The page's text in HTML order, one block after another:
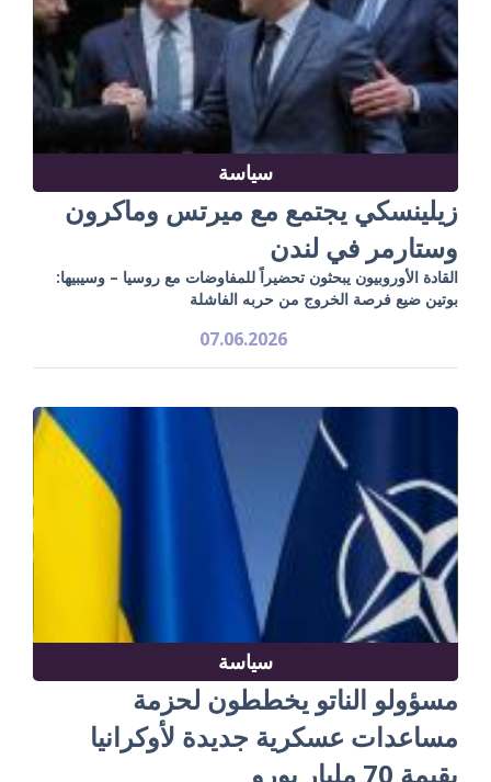
سياسة
زيلينسكي يجتمع مع ميرتس وماكرون
وستارمر في لندن
القادة الأوروبيون يبحثون تحضيراً للمفاوضات مع روسيا – وسيبيها:
بوتين ضيع فرصة الخروج من حربه الفاشلة
07.06.2026
سياسة
مسؤولو الناتو يخططون لحزمة
مساعدات عسكرية جديدة لأوكرانيا
بقيمة 70 مليار يورو